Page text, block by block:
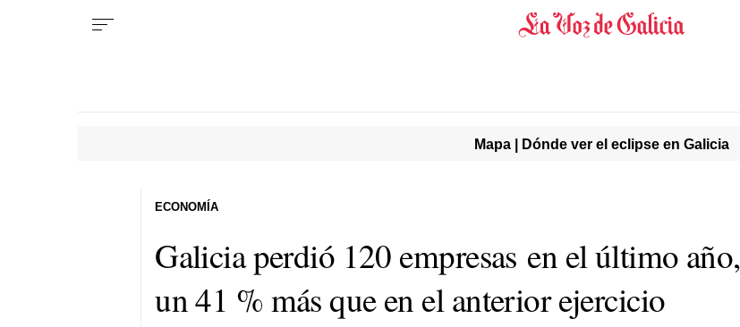
Mapa | Dónde ver el eclipse en Galicia
Galicia perdió 120 empresas en el último año,
un 41 % más que en el anterior ejercicio
ECONOMÍA